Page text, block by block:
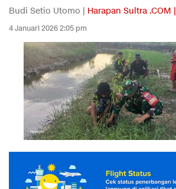
Budi Setio Utomo | Harapan Sultra .COM |
4 Januari 2026 2:05 pm